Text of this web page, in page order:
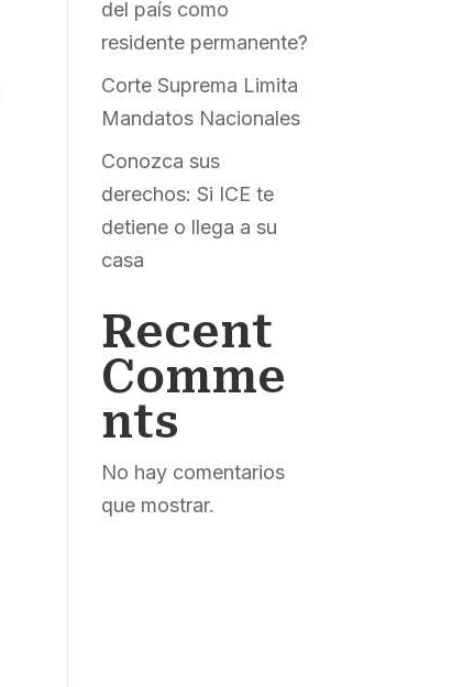
del país como
residente permanente?
Corte Suprema Limita
Mandatos Nacionales
Conozca sus
derechos: Si ICE te
detiene o llega a su
casa
Recent
Comme
nts
No hay comentarios
que mostrar.